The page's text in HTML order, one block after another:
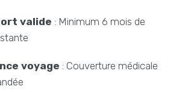
valide : Minimum 6 mois de
voyage : Couverture médicale